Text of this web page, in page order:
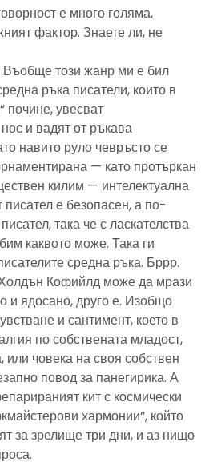
е много голяма,
фактор. Знаете ли, не
този жанр ми е бил
ръка писатели, които в
почине, увесват
и вадят от ръкава
навито руло чевръсто се
— като протъркан
килим — интелектуална
е безопасен, а по-
така че с ласкателства
каквото може. Така ги
средна ръка. Бррр.
Кофийлд може да мрази
и ядосано, друго е. Изобщо
и сантимент, което в
по собствената младост,
или човека на своя собствен
повод за панегирика. А
кит с космически
хармонии“, който
за зрелище три дни, и аз нищо